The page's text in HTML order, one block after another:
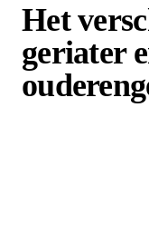
Het
geriater